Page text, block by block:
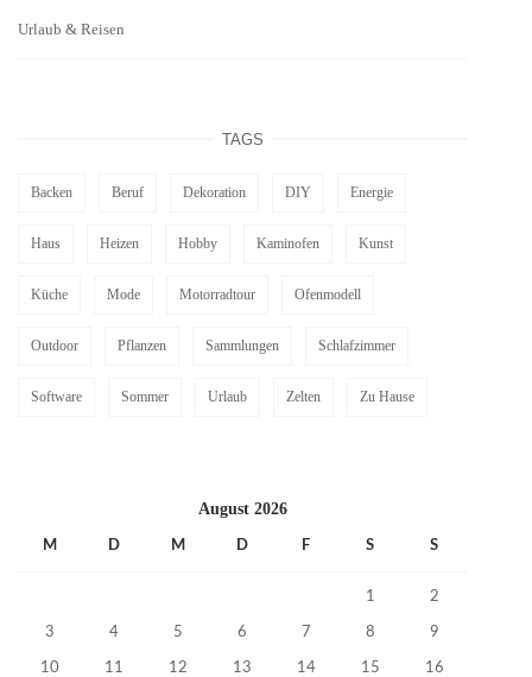
Urlaub & Reisen
TAGS
Backen Beruf Dekoration DIY Energie
Haus Heizen Hobby Kaminofen Kunst
Küche Mode Motorradtour Ofenmodell
Outdoor Pflanzen Sammlungen Schlafzimmer
Software Sommer Urlaub Zelten Zu Hause
August 2026
M D M D F S S
1 2
3 4 5 6 7 8 9
10 11 12 13 14 15 16